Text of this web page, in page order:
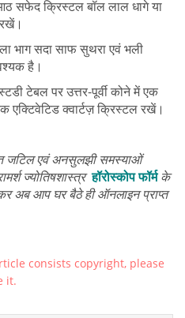
सफेद क्रिस्टल बॉल लाल धागे या
भाग सदा साफ सुथरा एवं भली
है।
टेबल पर उत्तर-पूर्वी कोने में एक
एक्टिवेटिड क्वार्टज़ क्रिस्टल रखें।
जटिल एवं अनसुलझी समस्याओं
ज्योतिषशास्त्रहॉरोस्कोप फॉर्म के
अब आप घर बैठे ही ऑनलाइन प्राप्त
consists copyright, please
it.